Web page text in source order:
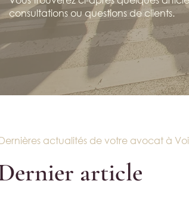
consultations ou questions de clients.
actualités de votre avocat à
article